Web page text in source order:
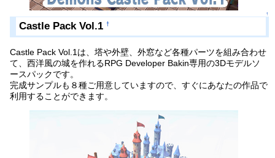
↑
Castle Pack Vol.1 †
Castle Pack Vol.1は、塔や外壁、外窓など各種パーツを組み合わせ
て、西洋風の城を作れるRPG Developer Bakin専用の3Dモデルソ
ースパックです。
完成サンプルも８種ご用意していますので、すぐにあなたの作品で
利用することができます。